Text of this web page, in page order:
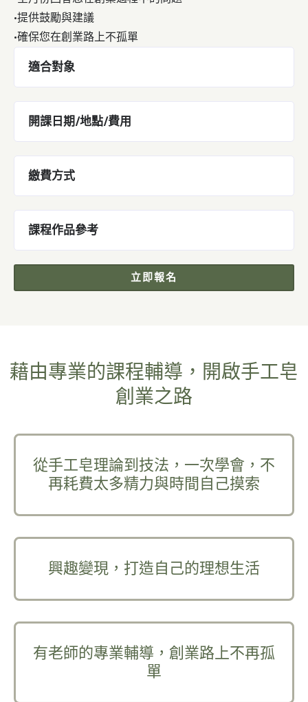
•提供鼓勵與建議
•確保您在創業路上不孤單
適合對象
開課日期/地點/費用
繳費方式
課程作品參考
立即報名
藉由專業的課程輔導，開啟手工皂
創業之路
從手工皂理論到技法，一次學會，不
再耗費太多精力與時間自己摸索
興趣變現，打造自己的理想生活
有老師的專業輔導，創業路上不再孤
單